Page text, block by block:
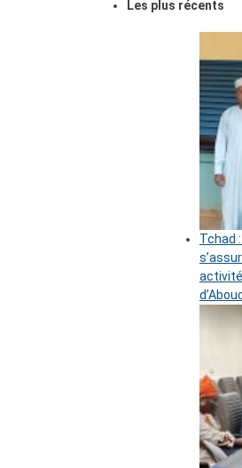
Les plus récents
Tchad